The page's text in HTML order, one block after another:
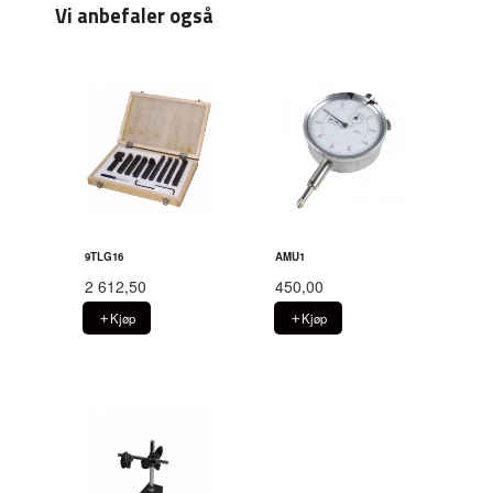
Vi anbefaler også
9TLG16
2 612,50
Kjøp
AMU1
450,00
Kjøp